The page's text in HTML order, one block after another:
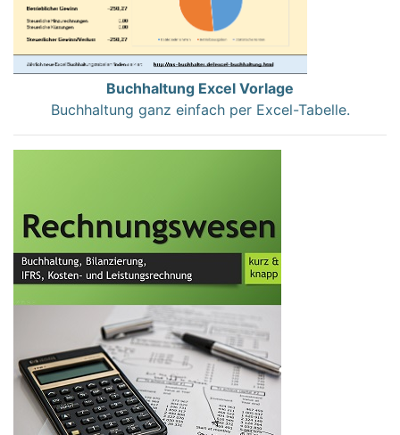
Buchhaltung Excel Vorlage
Buchhaltung ganz einfach per Excel-Tabelle.